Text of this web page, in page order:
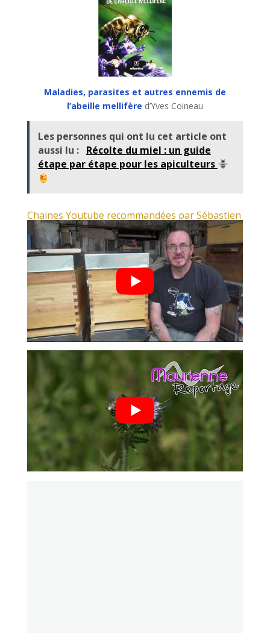
Maladies, parasites et autres ennemis de
l’abeille mellifère d’Yves Coineau
Les personnes qui ont lu cet article ont
aussi lu : Récolte du miel : un guide
étape par étape pour les apiculteurs
Chaines Youtube recommandées par Sébastien